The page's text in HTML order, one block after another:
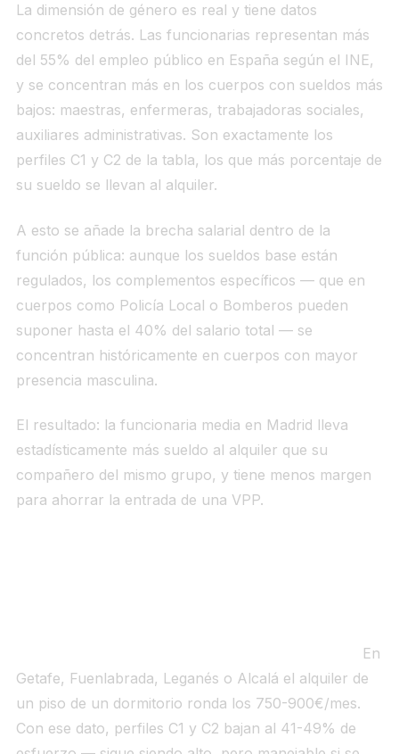
La dimensión de género es real y tiene datos
concretos detrás. Las funcionarias representan más
del 55% del empleo público en España según el INE,
y se concentran más en los cuerpos con sueldos más
bajos: maestras, enfermeras, trabajadoras sociales,
auxiliares administrativas. Son exactamente los
perfiles C1 y C2 de la tabla, los que más porcentaje de
su sueldo se llevan al alquiler.
A esto se añade la brecha salarial dentro de la
función pública: aunque los sueldos base están
regulados, los complementos específicos — que en
cuerpos como Policía Local o Bomberos pueden
suponer hasta el 40% del salario total — se
concentran históricamente en cuerpos con mayor
presencia masculina.
El resultado: la funcionaria media en Madrid lleva
estadísticamente más sueldo al alquiler que su
compañero del mismo grupo, y tiene menos margen
para ahorrar la entrada de una VPP.
En
Getafe, Fuenlabrada, Leganés o Alcalá el alquiler de
un piso de un dormitorio ronda los 750-900€/mes.
Con ese dato, perfiles C1 y C2 bajan al 41-49% de